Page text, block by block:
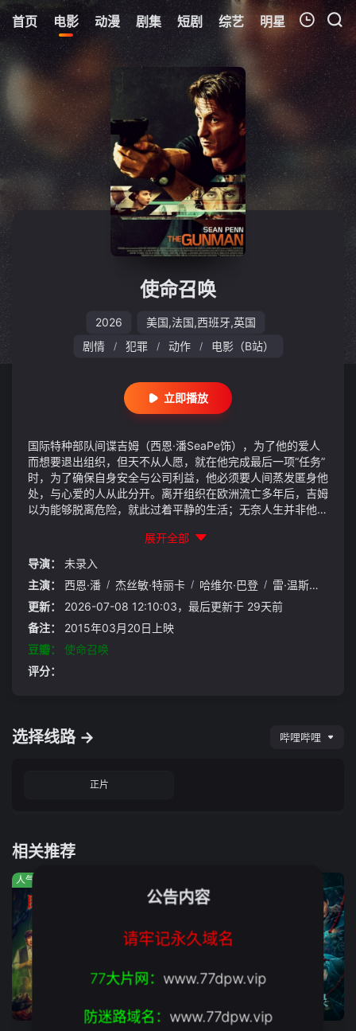
首页 电影 动漫 剧集 短剧 综艺 明星 周表
我的观影记录
暂无观看影片的记录
使命召唤
2026
美国,法国,西班牙,英国
剧情
/ 犯罪 / 动作 / 电影（B站）
立即播放
国际特种部队间谍吉姆（西恩·潘SeaPe饰），为了他的爱人
而想要退出组织，但天不从人愿，就在他完成最后一项“任务”
时，为了确保自身安全与公司利益，他必须要人间蒸发匿身他
处，与心爱的人从此分开。离开组织在欧洲流亡多年后，吉姆
以为能够脱离危险，就此过着平静的生活；无奈人生并非他想
逃亡。逃亡途中他辗转联系到昔日战友，并寻求他们的协助，
却也因此发现追杀行动里暗藏着不为人知的祕密，而现在，唯
有找出追杀他的幕后主使，才能给他一条生路……
展开全部
导演：
未录入
主演：
西恩·潘 / 杰丝敏·特丽卡 / 哈维尔·巴登 / 雷·温斯顿
更新：
2026-07-08 12:10:03，最后更新于 29天前
备注：
2015年03月20日上映
豆瓣：
使命召唤
评分：
选择线路 → 哔哩哔哩
正片
相关推荐
人气:310
公告内容
请牢记永久域名
77大片网： www.77dpw.vip
防迷路域名： www.77dpw.vip